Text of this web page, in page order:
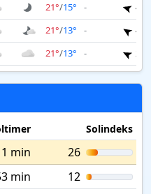
21°/15° -
4
21°/13° -
4
21°/13° - 2
Solindeks
min
26
min
12